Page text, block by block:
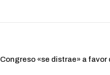
Congreso «se distrae» a